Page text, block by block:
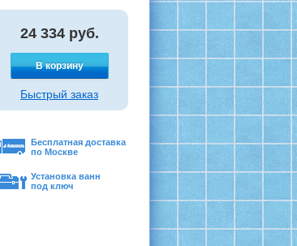
24 334 руб.
В корзину
Быстрый заказ
Бесплатная доставка
по Москве
Установка ванн
под ключ